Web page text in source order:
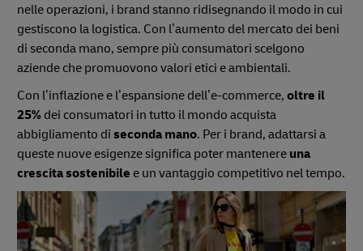
nelle operazioni, i brand stanno ridisegnando il modo in cui
gestiscono la logistica. Con l’aumento del mercato dei beni
di seconda mano, sempre più consumatori scelgono
aziende che promuovono valori etici e ambientali.
Con l’inflazione e l’espansione dell’e-commerce, oltre il
25% dei consumatori in tutto il mondo acquista
abbigliamento di seconda mano. Per i brand, adattarsi a
queste nuove esigenze significa poter mantenere una
crescita sostenibile e un vantaggio competitivo nel tempo.